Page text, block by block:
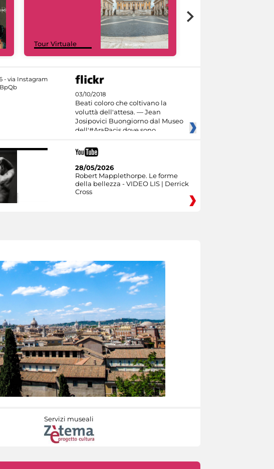
Tour Virtuale
03/10/2018
Beati coloro che coltivano la
voluttà dell'attesa. — Jean
Josipovici Buongiorno dal Museo
dell'#AraPacis dove sono
28/05/2026
Robert Mapplethorpe. Le forme
della bellezza - VIDEO LIS | Derrick
Cross
Servizi museali